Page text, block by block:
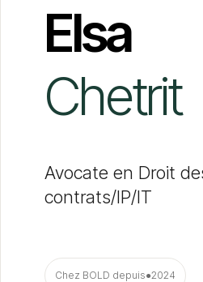
Elsa
Chetrit
Avocate en Droit
contrats/IP/IT
Chez BOLD depuis●2024